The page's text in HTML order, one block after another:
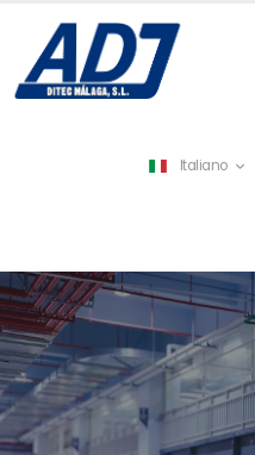
Italiano